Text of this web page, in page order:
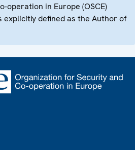
operation in Europe (OSCE)
explicitly defined as the Author of